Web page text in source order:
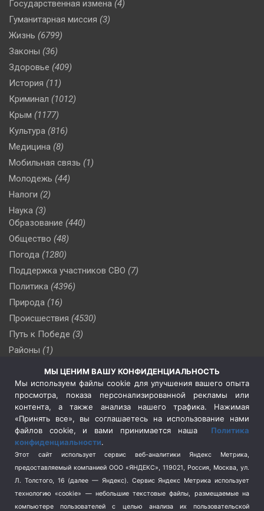
Государственная измена (4)
Гуманитарная миссия (3)
Жизнь (6799)
Законы (36)
Здоровье (409)
История (11)
Криминал (1012)
Крым (1177)
Культура (816)
Медицина (8)
Мобильная связь (1)
Молодежь (44)
Налоги (2)
Наука (3)
Образование (440)
Общество (48)
Погода (1280)
Поддержка участников СВО (7)
Политика (4396)
Природа (16)
Происшествия (4530)
Путь к Победе (3)
Районы (1)
(509)
Сельское хозяйство (3)
Социальная политика
(3)
Спецоперация в Украине
Спецоперация на Украине
(404)
Спорт (740)
Терроризм (1)
Транспорт (262)
МЫ ЦЕНИМ ВАШУ КОНФИДЕНЦИАЛЬНОСТЬ
Мы используем файлы cookie для улучшения вашего опыта
просмотра, показа персонализированной рекламы или
контента, а также анализа нашего трафика. Нажимая
«Принять все», вы соглашаетесь на использование нами
файлов cookie, и вами принимается наша Политика
конфиденциальности.
Этот сайт использует сервис веб-аналитики Яндекс Метрика,
предоставляемый компанией ООО «ЯНДЕКС», 119021, Россия, Москва, ул.
Л. Толстого, 16 (далее — Яндекс). Сервис Яндекс Метрика использует
технологию «cookie» — небольшие текстовые файлы, размещаемые на
компьютере пользователей с целью анализа их пользовательской